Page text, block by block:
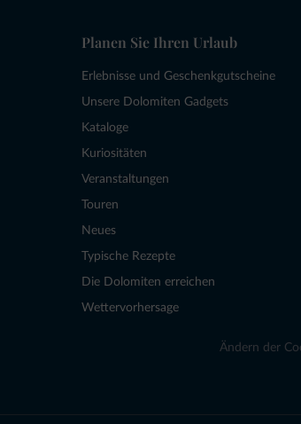
Planen Sie Ihren Urlaub
Erlebnisse und Geschenkgutscheine
Unsere Dolomiten Gadgets
Kataloge
Kuriositäten
Veranstaltungen
Touren
Neues
Typische Rezepte
Die Dolomiten erreichen
Wettervorhersage
Ändern der